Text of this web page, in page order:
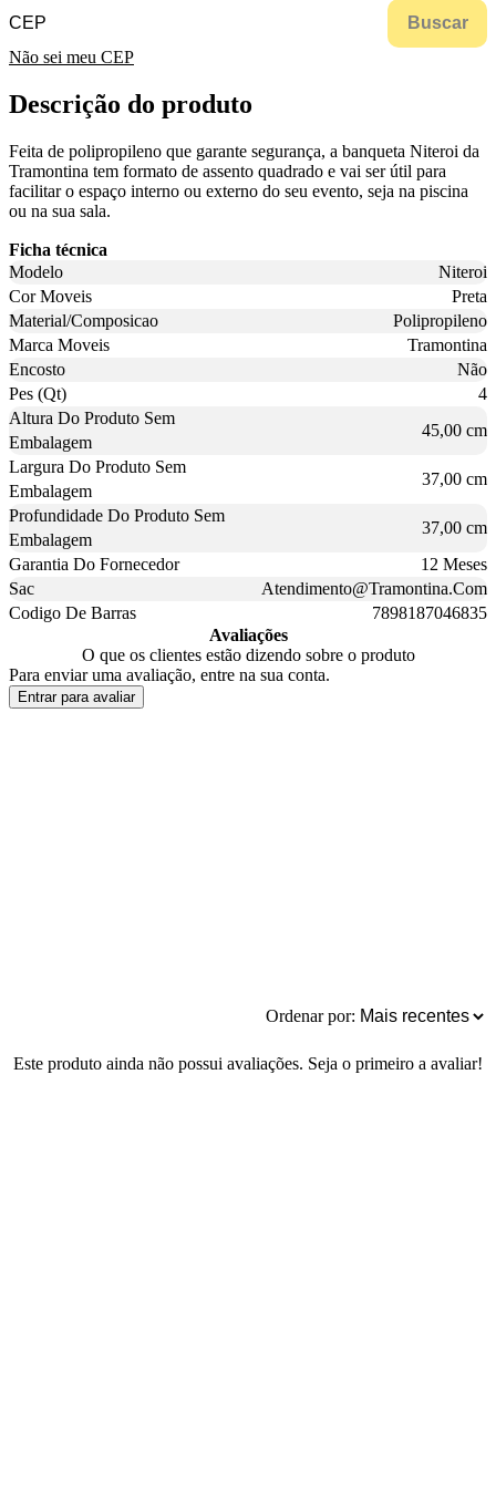
Buscar
Não sei meu CEP
Descrição do produto
Feita de polipropileno que garante segurança, a banqueta Niteroi da
Tramontina tem formato de assento quadrado e vai ser útil para
facilitar o espaço interno ou externo do seu evento, seja na piscina
ou na sua sala.
Ficha técnica
Modelo
Niteroi
Cor Moveis
Preta
Material/Composicao
Polipropileno
Marca Moveis
Tramontina
Encosto
Não
Pes (Qt)
4
Altura Do Produto Sem
Embalagem
45,00 cm
Largura Do Produto Sem
Embalagem
37,00 cm
Profundidade Do Produto Sem
Embalagem
37,00 cm
Garantia Do Fornecedor
12 Meses
Sac
Atendimento@Tramontina.Com
Codigo De Barras
7898187046835
Avaliações
O que os clientes estão dizendo sobre o produto
Para enviar uma avaliação, entre na sua conta.
Entrar para avaliar
Ordenar por:
Este produto ainda não possui avaliações. Seja o primeiro a avaliar!